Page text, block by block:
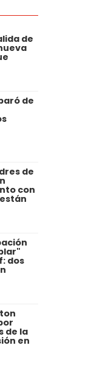
de
de
de
con
dos
de la
en